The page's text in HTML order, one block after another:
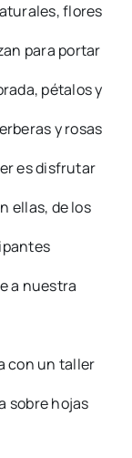
flores
para portar
pétalos y
y rosas
es disfrutar
ellas, de los
a nuestra
con un taller
sobre hojas